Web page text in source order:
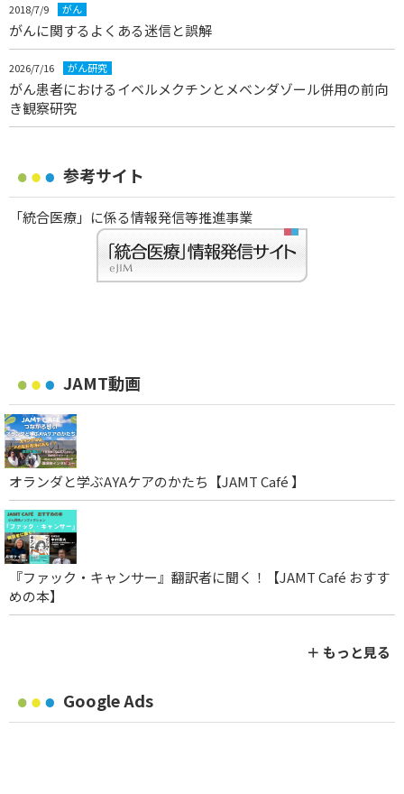
2018/7/9 がん
がんに関するよくある迷信と誤解
2026/7/16 がん研究
がん患者におけるイベルメクチンとメベンダゾール併用の前向
き観察研究
参考サイト
「統合医療」に係る情報発信等推進事業
JAMT動画
オランダと学ぶAYAケアのかたち【JAMT Café 】
『ファック・キャンサー』翻訳者に聞く！【JAMT Café おすす
めの本】
＋ もっと見る
Google Ads